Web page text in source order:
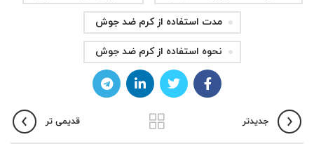
مدت استفاده از کرم ضد جوش
نحوه استفاده از کرم ضد جوش
جدیدتر قدیمی تر